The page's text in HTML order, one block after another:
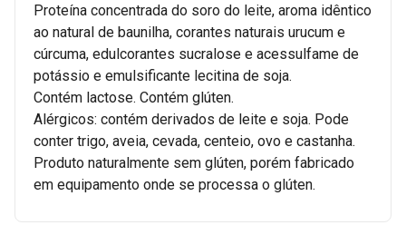
Proteína concentrada do soro do leite, aroma idêntico
ao natural de baunilha, corantes naturais urucum e
cúrcuma, edulcorantes sucralose e acessulfame de
potássio e emulsificante lecitina de soja.
Contém lactose. Contém glúten.
Alérgicos: contém derivados de leite e soja. Pode
conter trigo, aveia, cevada, centeio, ovo e castanha.
Produto naturalmente sem glúten, porém fabricado
em equipamento onde se processa o glúten.